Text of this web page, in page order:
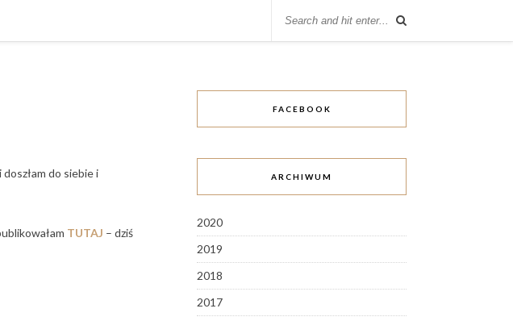
do siebie i
TUTAJ – dziś
FACEBOOK
ARCHIWUM
2020
2019
2018
2017